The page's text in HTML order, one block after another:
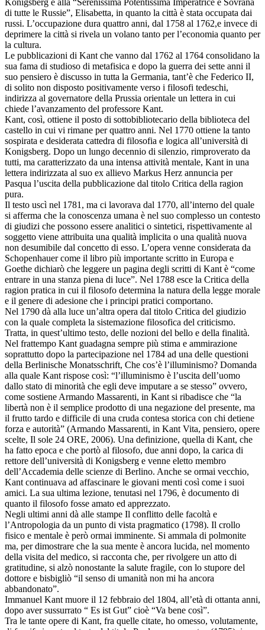
di tutte le Russie”, Elisabetta, in quanto la città è stata occupata dai
russi. L’occupazione dura quattro anni, dal 1758 al 1762,e invece di
deprimere la città si rivela un volano tanto per l’economia quanto per
la cultura.
Le pubblicazioni di Kant che vanno dal 1762 al 1764 consolidano la
sua fama di studioso di metafisica e dopo la guerra dei sette anni il
suo pensiero è discusso in tutta la Germania, tant’è che Federico II,
di solito non disposto positivamente verso i filosofi tedeschi,
indirizza al governatore della Prussia orientale un lettera in cui
chiede l’avanzamento del professore Kant.
Kant, così, ottiene il posto di sottobibliotecario della biblioteca del
castello in cui vi rimane per quattro anni. Nel 1770 ottiene la tanto
sospirata e desiderata cattedra di filosofia e logica all’università di
Konigsberg. Dopo un lungo decennio di silenzio, rimproverato da
tutti, ma caratterizzato da una intensa attività mentale, Kant in una
lettera indirizzata al suo ex allievo Markus Herz annuncia per
Pasqua l’uscita della pubblicazione dal titolo Critica della ragion
pura.
Il testo uscì nel 1781, ma ci lavorava dal 1770, all’interno del quale
si afferma che la conoscenza umana è nel suo complesso un contesto
di giudizi che possono essere analitici o sintetici, rispettivamente al
soggetto viene attribuita una qualità implicita o una qualità nuova
non desumibile dal concetto di esso. L’opera venne considerata da
Schopenhauer come il libro più importante scritto in Europa e
Goethe dichiarò che leggere un pagina degli scritti di Kant è “come
entrare in una stanza piena di luce”. Nel 1788 esce la Critica della
ragion pratica in cui il filosofo determina la natura della legge morale
e il genere di adesione che i principi pratici comportano.
Nel 1790 dà alla luce un’altra opera dal titolo Critica del giudizio
con la quale completa la sistemazione filosofica del criticismo.
Tratta, in quest’ultimo testo, delle nozioni del bello e della finalità.
Nel frattempo Kant guadagna sempre più stima e ammirazione
soprattutto dopo la partecipazione nel 1784 ad una delle questioni
della Berlinische Monatsschrift, Che cos’è l’illuminismo? Domanda
alla quale Kant rispose così: “l’illuminismo è l’uscita dell’uomo
dallo stato di minorità che egli deve imputare a se stesso” ovvero,
come sostiene Armando Massarenti, in Kant si ribadisce che “la
libertà non è il semplice prodotto di una negazione del presente, ma
il frutto tardo e difficile di una cruda contesa storica con chi detiene
forza e autorità” (Armando Massarenti, in Kant Vita, pensiero, opere
scelte, Il sole 24 ORE, 2006). Una definizione, quella di Kant, che
ha fatto epoca e che portò al filosofo, due anni dopo, la carica di
rettore dell’università di Konigsberg e venne eletto membro
dell’Accademia delle scienze di Berlino. Anche se ormai vecchio,
Kant continuava ad affascinare le giovani menti così come i suoi
amici. La sua ultima lezione, tenutasi nel 1796, è documento di
quanto il filosofo fosse amato ed apprezzato.
Negli ultimi anni dà alle stampe Il conflitto delle facoltà e
l’Antropologia da un punto di vista pragmatico (1798). Il crollo
fisico e mentale è però ormai imminente. Si ammala di polmonite
ma, per dimostrare che la sua mente è ancora lucida, nel momento
della visita del medico, si racconta che, per rivolgere un atto di
gratitudine, si alzò nonostante la salute fragile, con lo stupore del
dottore e bisbigliò “il senso di umanità non mi ha ancora
abbandonato”.
Immanuel Kant muore il 12 febbraio del 1804, all’età di ottanta anni,
dopo aver sussurrato “ Es ist Gut” cioè “Va bene così”.
Tra le tante opere di Kant, fra quelle citate, ho omesso, volutamente,